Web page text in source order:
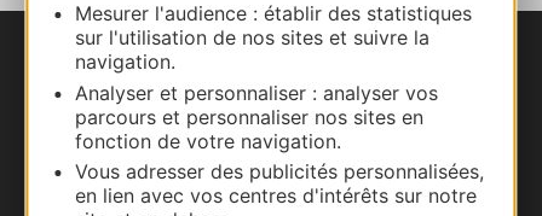
Mesurer l'audience : établir des statistiques
sur l'utilisation de nos sites et suivre la
navigation.
Analyser et personnaliser : analyser vos
parcours et personnaliser nos sites en
fonction de votre navigation.
Vous adresser des publicités personnalisées,
en lien avec vos centres d'intérêts sur notre
Nous contacter
Carte interactive
Documentation